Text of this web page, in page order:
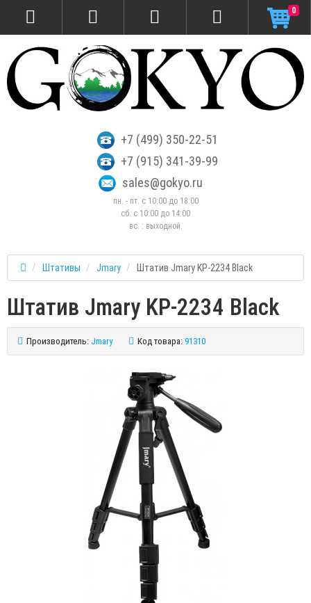
+7 (499) 350-22-51
+7 (915) 341-39-99
sales@gokyo.ru
пн. - пт. с 10:00 до 18:00
сб. c 10:00 до 14:00
вс. : выходной.
0
Штативы Jmary Штатив Jmary KP-2234 Black
Штатив Jmary KP-2234 Black
Производитель: Jmary Код товара: 91310